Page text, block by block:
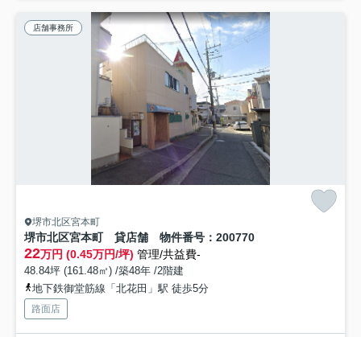
店舗事務所
堺市北区宮本町
堺市北区宮本町 貸店舗 物件番号：200770
22万円 (0.45万円/坪) 管理/共益費-
48.84坪 (161.48㎡) /築48年 /2階建
地下鉄御堂筋線「北花田」駅 徒歩5分
路面店